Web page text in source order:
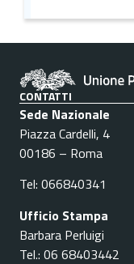
CONTATTI
Sede Nazionale
Piazza Cardelli, 4
00186 – Roma
Tel: 066840341
Ufficio Stampa
Barbara Perluigi
Tel.: 06 68403442